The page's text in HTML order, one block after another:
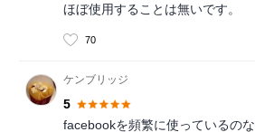
ほぼ使用することは無いです。
70
ケンブリッジ
5
facebookを頻繁に使っているの